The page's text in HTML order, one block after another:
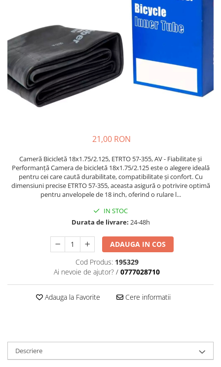
https://www.doctortrotineta.ro/lumini
Stop trotineta
Faruri
https://www.doctortrotineta.ro/cadru
Aparatori (aripi)
Cricuri trotineta
Suruburi
21,00 RON
Cameră Bicicletă 18x1.75/2.125, ETRTO 57-355, AV - Fiabilitate și
Performanță Camera de bicicletă 18x1.75/2.125 este o alegere ideală
pentru cei care caută durabilitate, compatibilitate și confort. Cu
dimensiuni precise ETRTO 57-355, aceasta asigură o potrivire optimă
pentru anvelopele de 18 inch, oferind o rulare l...
IN STOC
Durata de livrare: 24-48h
ADAUGA IN COS
Cod Produs: 195329
Ai nevoie de ajutor? / 0777028710
Adauga la Favorite Cere informatii
Descriere